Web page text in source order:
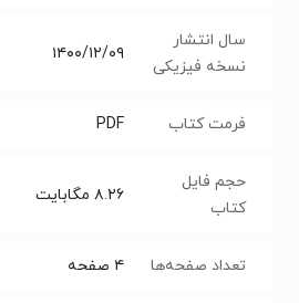
سال انتشار
نسخه فیزیکی
۱۴۰۰/۱۲/۰۹
فرمت کتاب PDF
حجم فایل
کتاب
۸.۲۶ مگابایت
تعداد صفحه‌ها ۴ صفحه